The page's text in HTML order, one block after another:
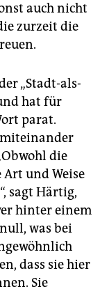
auch nicht
zurzeit die
„Stadt-als-
hat für
parat.
miteinander
die
und Weise
sagt Härtig,
hinter einem
was bei
dass sie hier
Sie